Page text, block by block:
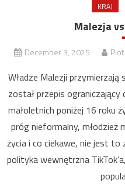
KRAJ
Malezja
December 3, 2025
Władze Malezji
został przepis
małoletnich poniżej 16 roku
próg nieformalny, młodzież
życia i co ciekawe, nie jest
polityka wewnętrzna